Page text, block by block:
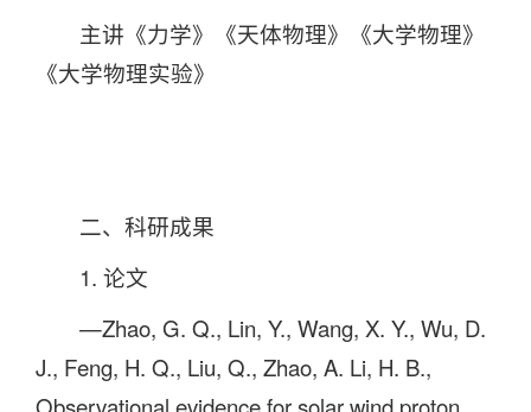
主讲《力学》《天体物理》《大学物理》
《大学物理实验》
二、科研成果
1. 论文
—Zhao, G. Q., Lin, Y., Wang, X. Y., Wu, D.
J., Feng, H. Q., Liu, Q., Zhao, A. Li, H. B.,